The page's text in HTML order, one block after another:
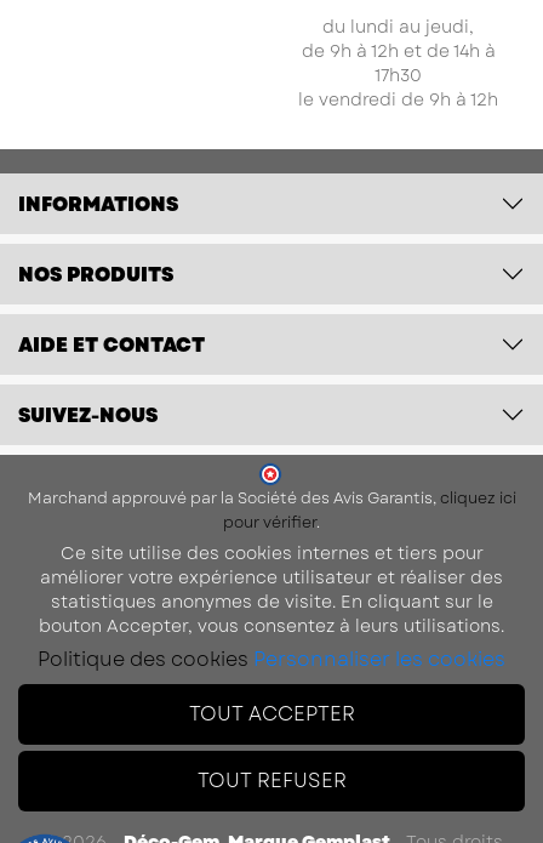
du lundi au jeudi,
de 9h à 12h et de 14h à
17h30
le vendredi de 9h à 12h
INFORMATIONS
NOS PRODUITS
AIDE ET CONTACT
SUIVEZ-NOUS
Marchand approuvé par la Société des Avis Garantis,cliquez ici
pour vérifier.
Ce site utilise des cookies internes et tiers pour
améliorer votre expérience utilisateur et réaliser des
statistiques anonymes de visite. En cliquant sur le
bouton Accepter, vous consentez à leurs utilisations.
Politique des cookies Personnaliser les cookies
TOUT REFUSER
TOUT ACCEPTER